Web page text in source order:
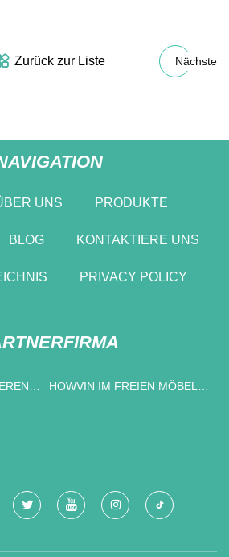
Zurück zur Liste Nächste
UNS PRODUKTE
BLOG KONTAKTIERE UNS
PRIVACY POLICY
HOWVIN IM FREIEN MÖBEL